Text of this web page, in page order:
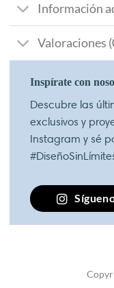
Información
Valoraciones
Inspírate con
Descubre las
exclusivos y
Instagram y sé